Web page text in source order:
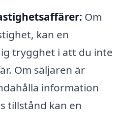
Om
kan en
trygghet i att du inte
Om säljaren är
information
tillstånd kan en